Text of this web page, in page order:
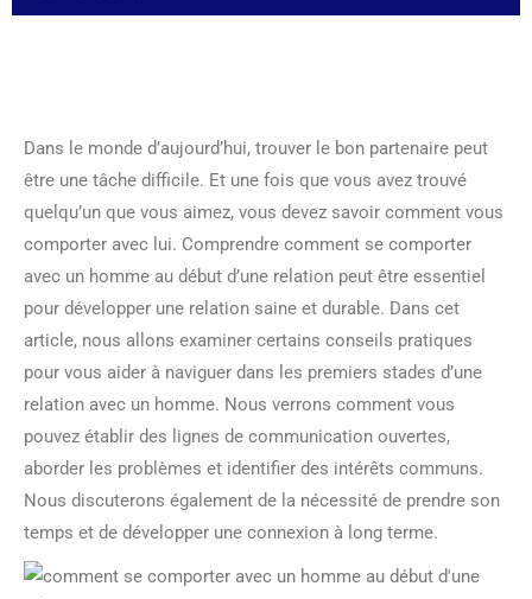
Dans le monde d’aujourd’hui, trouver le bon partenaire peut
être une tâche difficile. Et une fois que vous avez trouvé
quelqu’un que vous aimez, vous devez savoir comment vous
comporter avec lui. Comprendre comment se comporter
avec un homme au début d’une relation peut être essentiel
pour développer une relation saine et durable. Dans cet
article, nous allons examiner certains conseils pratiques
pour vous aider à naviguer dans les premiers stades d’une
relation avec un homme. Nous verrons comment vous
pouvez établir des lignes de communication ouvertes,
aborder les problèmes et identifier des intérêts communs.
Nous discuterons également de la nécessité de prendre son
temps et de développer une connexion à long terme.